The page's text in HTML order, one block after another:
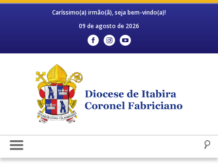
Caríssimo(a) irmão(ã), seja bem-vindo(a)!
09 de agosto de 2026